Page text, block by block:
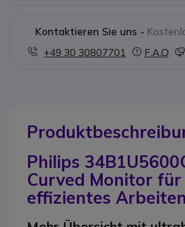
Kontaktieren Sie uns -
+49 30 30807701
F.A.Q
Philips
Curved Monitor für
effizientes Arbeiten